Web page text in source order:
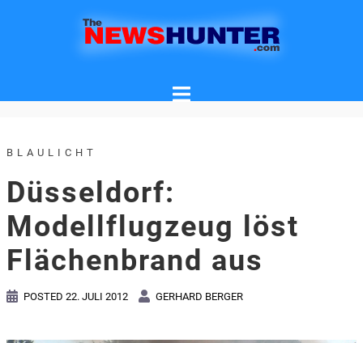
BLAULICHT
Düsseldorf:
Modellflugzeug löst
Flächenbrand aus
POSTED 22. JULI 2012 GERHARD BERGER